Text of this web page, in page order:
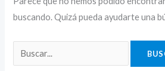
buscando. Quizá pueda ayudarte una